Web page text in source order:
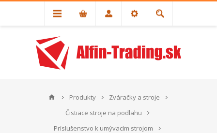
Produkty
Zváračky a stroje
Čistiace stroje na podlahu
Príslušenstvo k umývacím strojom